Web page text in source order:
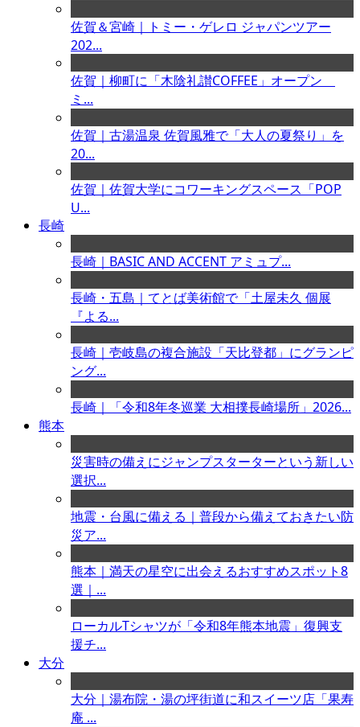
佐賀＆宮崎｜トミー・ゲレロ ジャパンツアー
202...
佐賀｜柳町に「木陰礼讃COFFEE」オープン
ミ...
佐賀｜古湯温泉 佐賀風雅で「大人の夏祭り」を
20...
佐賀｜佐賀大学にコワーキングスペース「POP
U...
長崎
長崎｜BASIC AND ACCENT アミュプ...
長崎・五島｜てとば美術館で「土屋未久 個展
『よる...
長崎｜壱岐島の複合施設「天比登都」にグランピ
ング...
長崎｜「令和8年冬巡業 大相撲長崎場所」2026...
熊本
災害時の備えにジャンプスターターという新しい
選択...
地震・台風に備える｜普段から備えておきたい防
災ア...
熊本｜満天の星空に出会えるおすすめスポット8
選｜...
ローカルTシャツが「令和8年熊本地震」復興支
援チ...
大分
大分｜湯布院・湯の坪街道に和スイーツ店「果寿
庵 ...